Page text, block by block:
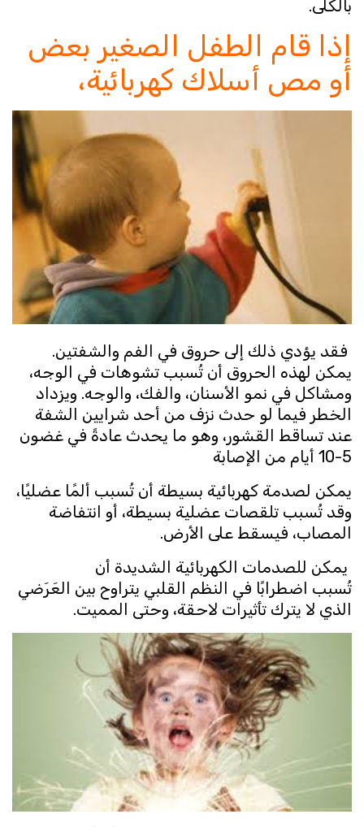
بالكلى.
إذا قام الطفل الصغير بعض
أو مص أسلاك كهربائية،
فقد يؤدي ذلك إلى حروق في الفم والشفتين.
يمكن لهذه الحروق أن تُسبب تشوهات في الوجه،
ومشاكل في نمو الأسنان، والفك، والوجه. ويزداد
الخطر فيما لو حدث نزف من أحد شرايين الشفة
عند تساقط القشور، وهو ما يحدث عادةً في غضون
يمكن لصدمة كهربائية بسيطة أن تُسبب ألمًا عضليًا،
وقد تُسبب تلقصات عضلية بسيطة، أو انتفاضة
المصاب، فيسقط على الأرض.
يمكن للصدمات الكهربائية الشديدة أن
تُسبب اضطرابًا في النظم القلبي يتراوح بين العَرَضي
الذي لا يترك تأثيرات لاحقة، وحتى المميت.